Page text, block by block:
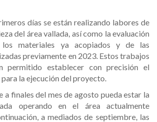
días se están realizando labores de
del área vallada, así como la evaluación
materiales ya acopiados y de las
previamente en 2023. Estos trabajos
permitido establecer con precisión el
la ejecución del proyecto.
a finales del mes de agosto pueda estar la
operando en el área actualmente
a mediados de septiembre, las